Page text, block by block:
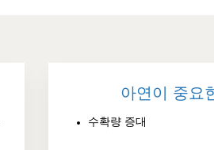
아연이 중요
수확량 증대